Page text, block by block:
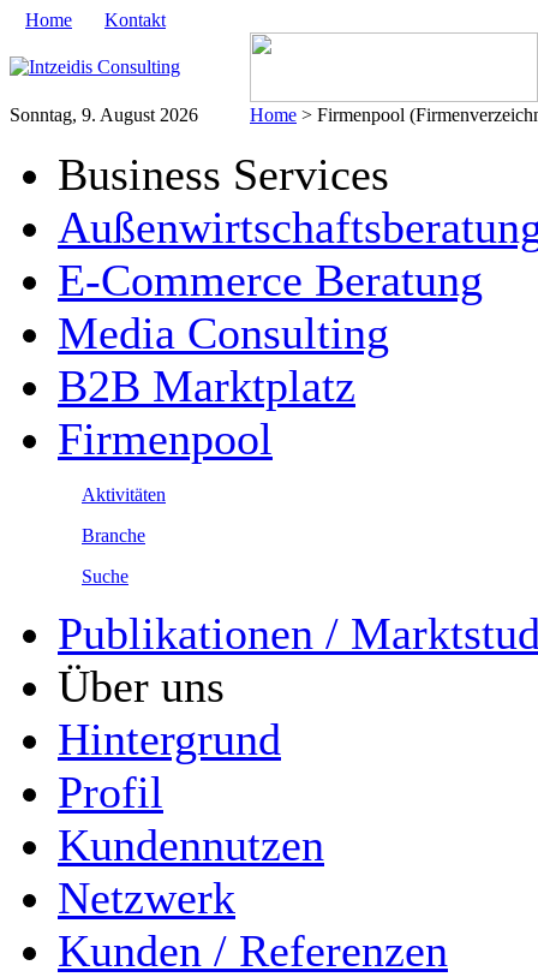
Home Kontakt
Sonntag, 9. August 2026 Home > Firmenpool
Business Services
E-Commerce Beratung
Media Consulting
B2B Marktplatz
Firmenpool
Aktivitäten
Branche
Suche
Publikationen /
Über uns
Hintergrund
Profil
Kundennutzen
Netzwerk
Kunden / Referenzen